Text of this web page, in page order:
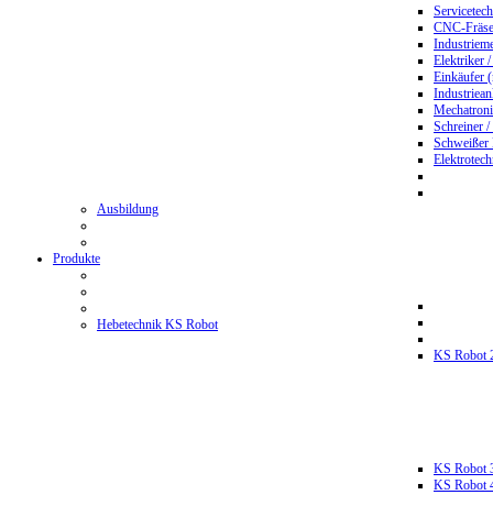
CNC-
Elektriker
Einkäufer
Schreiner
Ausbildung
Produkte
Hebetechnik KS Robot
KS Robot
KS Robot
KS Robot